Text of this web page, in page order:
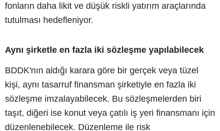
fonların daha likit ve düşük riskli yatırım araçlarında
tutulması hedefleniyor.
Aynı şirketle en fazla iki sözleşme yapılabilecek
BDDK'nın aldığı karara göre bir gerçek veya tüzel
kişi, aynı tasarruf finansman şirketiyle en fazla iki
sözleşme imzalayabilecek. Bu sözleşmelerden biri
taşıt, diğeri ise konut veya çatılı iş yeri finansmanı için
düzenlenebilecek. Düzenleme ile risk